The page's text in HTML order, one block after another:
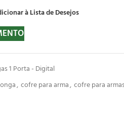
à Lista de Desejos
1 Porta - Digital
, cofre para arma, cofre para